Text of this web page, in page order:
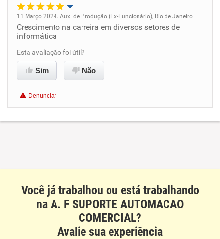
Oportunidade de promoção
Ambiente de trabalho
Conciliação com a vida familiar
Benefícios
11 Março 2024. Aux. de Produção (Ex-Funcionário), Rio de Janeiro
Crescimento na carreira em diversos setores de
informática
Esta avaliação foi útil?
Sim Não
Denunciar
Você já trabalhou ou está trabalhando
na A. F SUPORTE AUTOMACAO
COMERCIAL?
Avalie sua experiência